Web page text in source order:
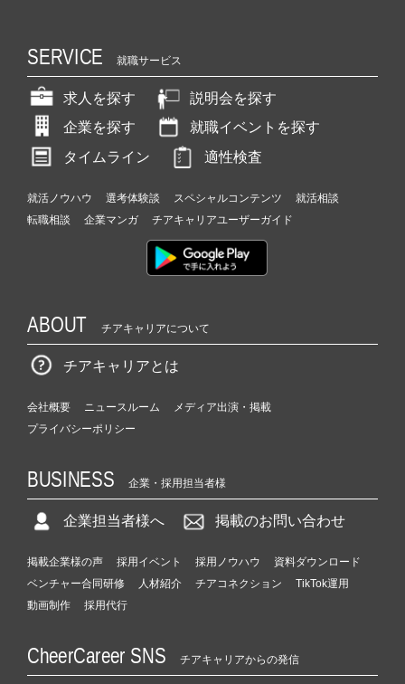
SERVICE 就職サービス
求人を探す
説明会を探す
企業を探す
就職イベントを探す
タイムライン
適性検査
就活ノウハウ 選考体験談 スペシャルコンテンツ
就活相談
転職相談
企業マンガ チアキャリアユーザーガイド
ABOUT チアキャリアについて
チアキャリアとは
会社概要 ニュースルーム
メディア出演・掲載
プライバシーポリシー
BUSINESS 企業・採用担当者様
企業担当者様へ 掲載のお問い合わせ
掲載企業様の声 採用イベント 採用ノウハウ
資料ダウンロード
ベンチャー合同研修
人材紹介 チアコネクション
TikTok運用
動画制作
採用代行
CheerCareer SNS チアキャリアからの発信